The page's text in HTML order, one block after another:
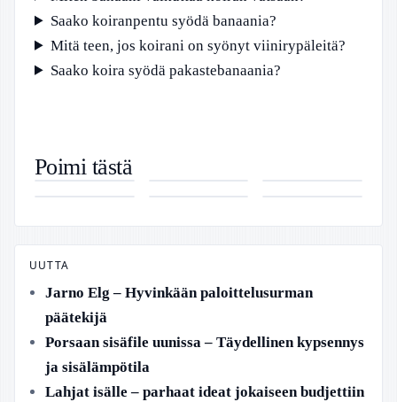
Saako koiranpentu syödä banaania?
Mitä teen, jos koirani on syönyt viinirypäleitä?
Saako koira syödä pakastebanaania?
Poimi tästä
asennus
vanhaan
Brit Care
Puppy –
Pharmaceuticals
Sää Turku –
UUTTA
Jarno Elg – Hyvinkään paloittelusurman
päätekijä
Porsaan sisäfile uunissa – Täydellinen kypsennys
ja sisälämpötila
Lahjat isälle – parhaat ideat jokaiseen budjettiin